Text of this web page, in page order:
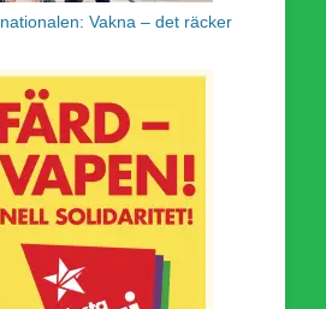
Vakna – det räcker